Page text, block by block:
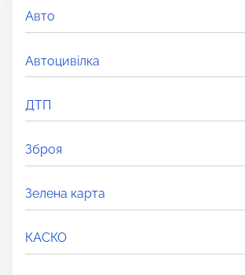
H
e
r
e
.
Авто
Автоцивілка
ДТП
Зброя
Зелена карта
КАСКО